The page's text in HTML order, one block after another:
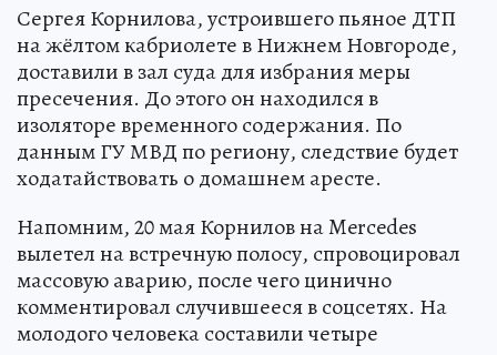
Сергея Корнилова, устроившего пьяное ДТП
на жёлтом кабриолете в Нижнем Новгороде,
доставили в зал суда для избрания меры
пресечения. До этого он находился в
изоляторе временного содержания. По
данным ГУ МВД по региону, следствие будет
ходатайствовать о домашнем аресте.
Напомним, 20 мая Корнилов на Mercedes
вылетел на встречную полосу, спровоцировал
массовую аварию, после чего цинично
комментировал случившееся в соцсетях. На
молодого человека составили четыре